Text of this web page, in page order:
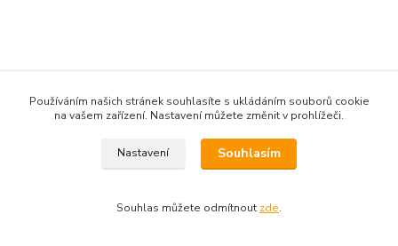
Používáním našich stránek souhlasíte s ukládáním souborů cookie
na vašem zařízení. Nastavení můžete změnit v prohlížeči.
Nastavení Souhlasím
Souhlas můžete odmítnout zde.